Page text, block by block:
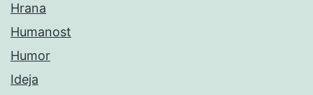
Hrana
Humanost
Humor
Ideja